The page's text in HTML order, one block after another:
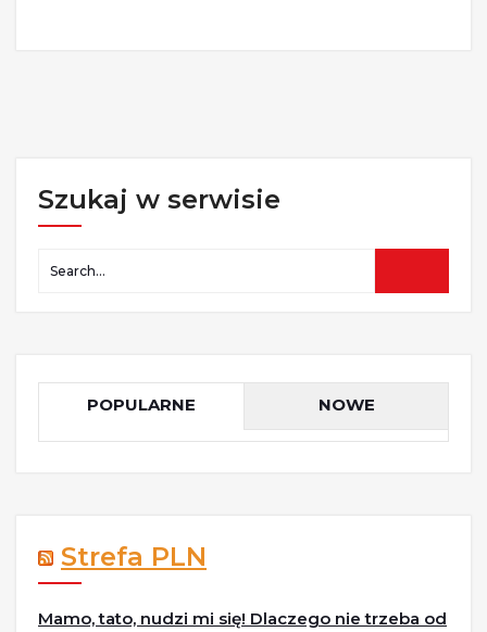
Szukaj w serwisie
POPULARNE NOWE
Strefa PLN
Mamo, tato, nudzi mi się! Dlaczego nie trzeba od